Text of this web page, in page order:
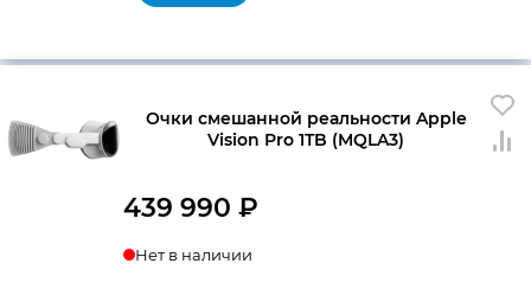
Очки смешанной реальности Apple
Vision Pro 1TB (MQLA3)
439 990 ₽
Нет в наличии